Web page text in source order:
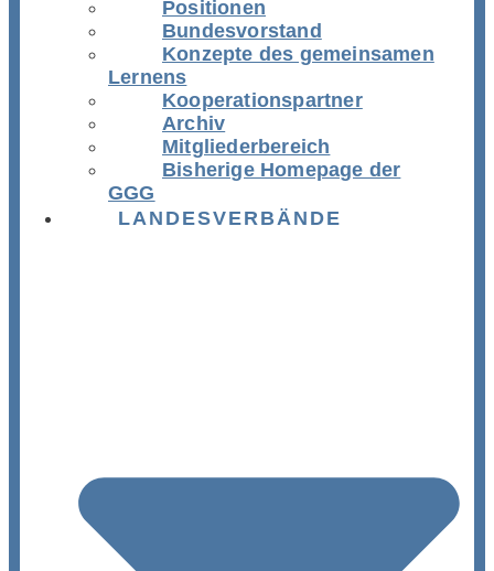
Positionen
Bundesvorstand
Konzepte des gemeinsamen
Lernens
Kooperationspartner
Archiv
Mitgliederbereich
Bisherige Homepage der
GGG
LANDESVERBÄNDE